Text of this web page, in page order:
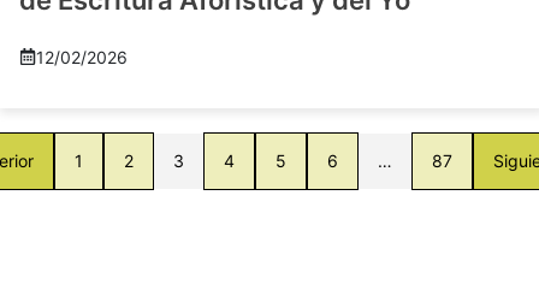
12/02/2026
1 2 3 4 5 6 … 87